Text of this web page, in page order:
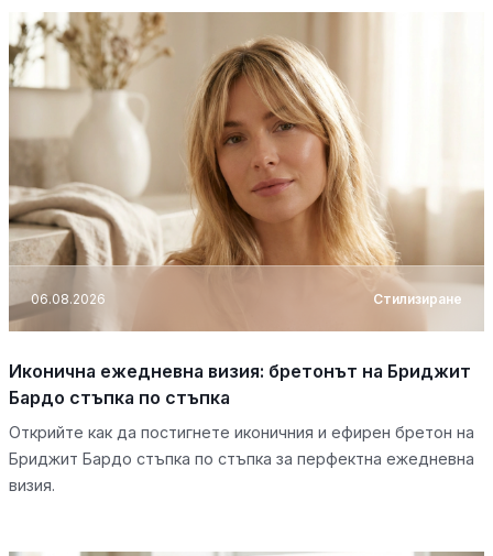
06.08.2026 Стилизиране
Иконична ежедневна визия: бретонът на Бриджит
Бардо стъпка по стъпка
Открийте как да постигнете иконичния и ефирен бретон на
Бриджит Бардо стъпка по стъпка за перфектна ежедневна
визия.